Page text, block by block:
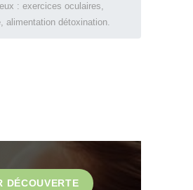
: exercices oculaires,
alimentation détoxination.
DÉCOUVERTE